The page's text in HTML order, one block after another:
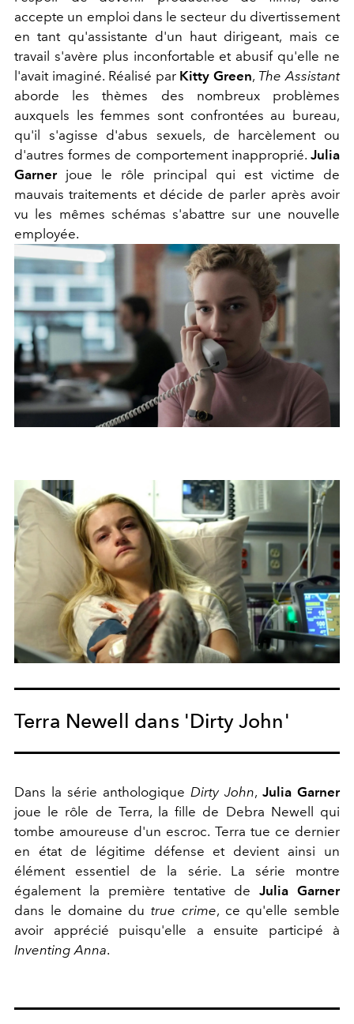
accepte un emploi dans le secteur du divertissement
en tant qu'assistante d'un haut dirigeant, mais ce
travail s'avère plus inconfortable et abusif qu'elle ne
l'avait imaginé. Réalisé par Kitty Green, The Assistant
aborde les thèmes des nombreux problèmes
auxquels les femmes sont confrontées au bureau,
qu'il s'agisse d'abus sexuels, de harcèlement ou
d'autres formes de comportement inapproprié. Julia
Garnerjoue le rôle principal qui est victime de
mauvais traitements et décide de parler après avoir
vu les mêmes schémas s'abattre sur une nouvelle
employée.
Terra Newell dans 'Dirty John'
Dans la série anthologique Dirty John, Julia Garner
joue le rôle de Terra, la fille de Debra Newell qui
tombe amoureuse d'un escroc. Terra tue ce dernier
en état de légitime défense et devient ainsi un
élément essentiel de la série. La série montre
également la première tentative deJulia Garner
dans le domaine du true crime, ce qu'elle semble
avoir apprécié puisqu'elle a ensuite participé à
Inventing Anna.